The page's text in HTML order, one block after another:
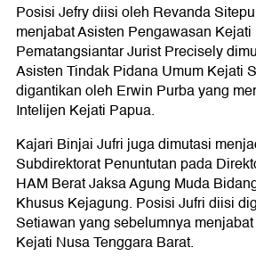
Posisi Jefry diisi oleh Revanda
menjabat Asisten Pengawasan
Pematangsiantar Jurist Precisely
Asisten Tindak Pidana Umum Kejati
digantikan oleh Erwin Purba yang
Intelijen Kejati Papua.
Kajari Binjai Jufri juga dimutasi
Subdirektorat Penuntutan pada
HAM Berat Jaksa Agung Muda
Khusus Kejagung. Posisi Jufri diisi
Setiawan yang sebelumnya
Kejati Nusa Tenggara Barat.